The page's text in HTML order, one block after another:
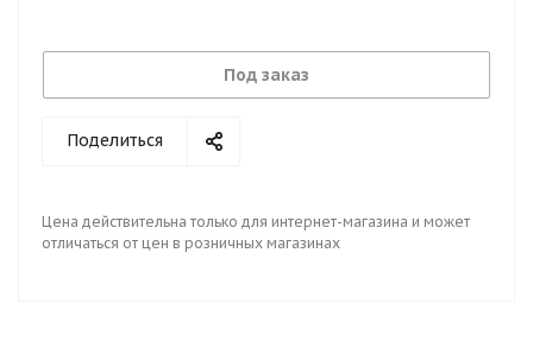
Под заказ
Поделиться
Цена действительна только для интернет-магазина и может
отличаться от цен в розничных магазинах